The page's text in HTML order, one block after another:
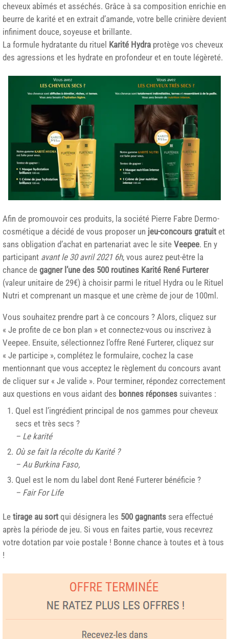
cheveux abîmés et asséchés. Grâce à sa composition enrichie en
beurre de karité et en extrait d’amande, votre belle crinière devient
infiniment douce, soyeuse et brillante.
La formule hydratante du rituel Karité Hydra protège vos cheveux
des agressions et les hydrate en profondeur et en toute légèreté.
Afin de promouvoir ces produits, la société Pierre Fabre Dermo-
cosmétique a décidé de vous proposer un jeu-concours gratuit et
sans obligation d’achat en partenariat avec le site Veepee. En y
participant avant le 30 avril 2021 6h, vous aurez peut-être la
chance de gagner l’une des 500 routines Karité René Furterer
(valeur unitaire de 29€) à choisir parmi le rituel Hydra ou le Rituel
Nutri et comprenant un masque et une crème de jour de 100ml.
Vous souhaitez prendre part à ce concours ? Alors, cliquez sur
« Je profite de ce bon plan » et connectez-vous ou inscrivez à
Veepee. Ensuite, sélectionnez l’offre René Furterer, cliquez sur
« Je participe », complétez le formulaire, cochez la case
mentionnant que vous acceptez le règlement du concours avant
de cliquer sur « Je valide ». Pour terminer, répondez correctement
aux questions en vous aidant des bonnes réponses suivantes :
Quel est l’ingrédient principal de nos gammes pour cheveux
secs et très secs ?
– Le karité
Où se fait la récolte du Karité ?
– Au Burkina Faso,
Quel est le nom du label dont René Furterer bénéficie ?
– Fair For Life
Le tirage au sort qui désignera les 500 gagnants sera effectué
après la période de jeu. Si vous en faites partie, vous recevrez
votre dotation par voie postale ! Bonne chance à toutes et à tous
!